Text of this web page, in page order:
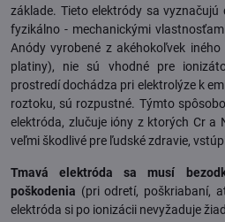
základe. Tieto elektródy sa vyznačujú
fyzikálno - mechanickými
Anódy vyrobené z akéhokoľvek
platiny), nie sú vhodné pre
prostredí dochádza pri elektrolýze k
roztoku, sú rozpustné. Týmto
elektróda, zlučuje ióny z ktorých Cr a
veľmi škodlivé pre ľudské zdravie,
Tmavá elektróda sa musí
poškodenia (pri odretí, poškriabaní,
elektróda si po ionizácii nevyžaduje